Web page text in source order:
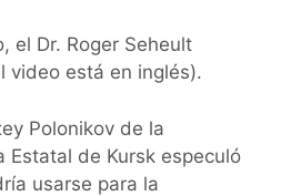
el Dr. Roger Seheult
video está en inglés).
Polonikov de la
Estatal de Kursk especuló
usarse para la